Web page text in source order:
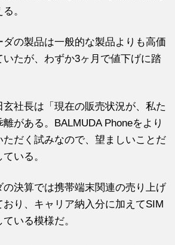
。
ダの製品は一般的な製品よりも高価
たが、わずか3ヶ月で値下げに踏
社長は「現在の販売状況が、私た
がある。BALMUDA Phoneをより
ただく試みなので、望ましいことだ
いる。
決算では携帯端末関連の売り上げ
り、キャリア納入分に加えてSIM
いる模様だ。